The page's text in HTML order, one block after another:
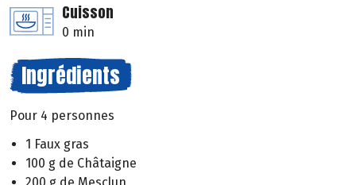
Cuisson
0 min
Ingrédients
Pour 4 personnes
1 Faux gras
100 g de Châtaigne